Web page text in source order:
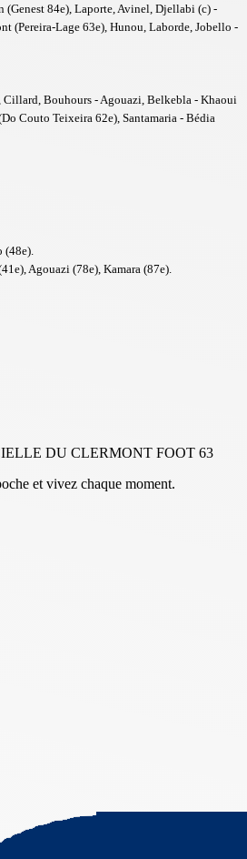
(Genest 84e), Laporte, Avinel, Djellabi (c) -
(Pereira-Lage 63e), Hunou, Laborde, Jobello -
Cillard, Bouhours - Agouazi, Belkebla - Khaoui
Couto Teixeira 62e), Santamaria - Bédia
Agouazi (78e), Kamara (87e).
DU CLERMONT FOOT 63
et vivez chaque moment.